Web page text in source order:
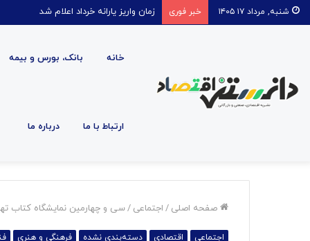
شنبه, مرداد ۱۷ ۱۴۰۵ خبر فوری زمان واریز یارانه خرداد اعلام شد
خانه بانک، بورس و بیمه
ارتباط با ما درباره ما
صفحه اصلی / اجتماعی /سی و چهارمین نمایشگاه کتاب
اجتماعی اقتصادی دسته‌بندی نشده فرهنگی و هنری